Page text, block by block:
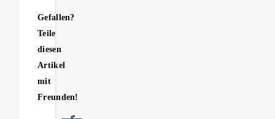
Gefallen?
Teile
diesen
Artikel
mit
Freunden!